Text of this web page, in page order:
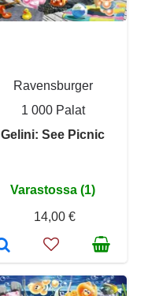
Ravensburger
1 000 Palat
Gelini: See Picnic
Varastossa (1)
14,00 €